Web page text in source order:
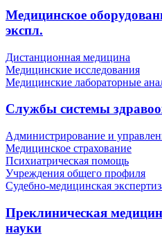
Медицинское
экспл.
Дистанционная медицина
Медицинские исследования
Медицинские лабораторные
Службы системы
Администрирование и
Медицинское страхование
Психиатрическая помощь
Учреждения общего профиля
Судебно-медицинская
Преклиническая
науки